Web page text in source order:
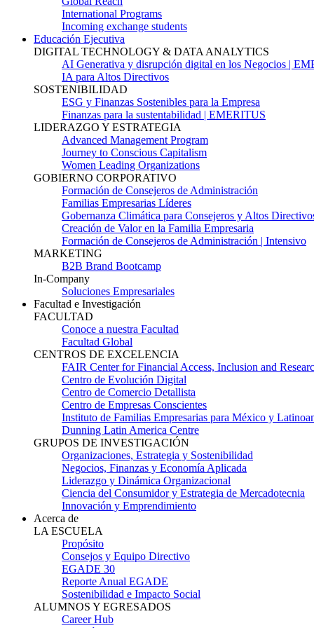
International Programs
Incoming exchange students
Educación Ejecutiva
DIGITAL TECHNOLOGY & DATA ANALYTICS
AI Generativa y disrupción digital en los Negocios |
IA para Altos Directivos
SOSTENIBILIDAD
ESG y Finanzas Sostenibles para la Empresa
Finanzas para la sustentabilidad | EMERITUS
LIDERAZGO Y ESTRATEGIA
Advanced Management Program
Journey to Conscious Capitalism
Women Leading Organizations
GOBIERNO CORPORATIVO
Formación de Consejeros de Administración
Familias Empresarias Líderes
Gobernanza Climática para Consejeros y Altos
Creación de Valor en la Familia Empresaria
Formación de Consejeros de Administración | Intensivo
MARKETING
B2B Brand Bootcamp
In-Company
Soluciones Empresariales
Facultad e Investigación
FACULTAD
Conoce a nuestra Facultad
Facultad Global
CENTROS DE EXCELENCIA
FAIR Center for Financial Access, Inclusion and
Centro de Evolución Digital
Centro de Comercio Detallista
Centro de Empresas Conscientes
Instituto de Familias Empresarias para México y
Dunning Latin America Centre
GRUPOS DE INVESTIGACIÓN
Organizaciones, Estrategia y Sostenibilidad
Negocios, Finanzas y Economía Aplicada
Liderazgo y Dinámica Organizacional
Ciencia del Consumidor y Estrategia de Mercadotecnia
Innovación y Emprendimiento
Acerca de
LA ESCUELA
Propósito
Consejos y Equipo Directivo
EGADE 30
Reporte Anual EGADE
Sostenibilidad e Impacto Social
ALUMNOS Y EGRESADOS
Career Hub